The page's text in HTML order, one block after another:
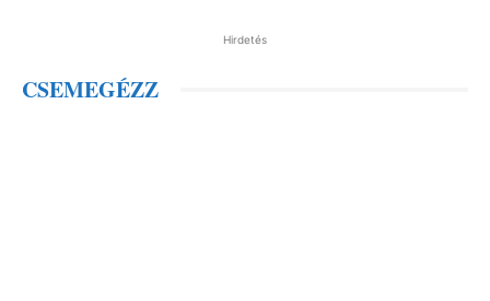
Hirdetés
CSEMEGÉZZ